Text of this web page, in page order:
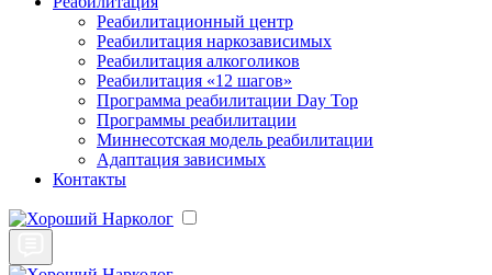
Реабилитационный центр
Реабилитация наркозависимых
Реабилитация алкоголиков
Реабилитация «12 шагов»
Программа реабилитации Day Top
Программы реабилитации
Миннесотская модель реабилитации
Адаптация зависимых
Контакты